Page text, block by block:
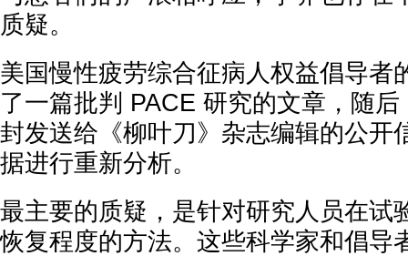
质疑。
美国慢性疲劳综合征病人权益倡导者
了一篇批判 PACE 研究的文章，随
封发送给《柳叶刀》杂志编辑的公开
据进行重新分析。
最主要的质疑，是针对研究人员在试
恢复程度的方法。这些科学家和倡导